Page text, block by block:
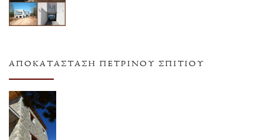
ΑΠΟΚΑΤΆΣΤΑΣΗ ΠΈΤΡΙΝΟΥ ΣΠΙΤΙΟΎ